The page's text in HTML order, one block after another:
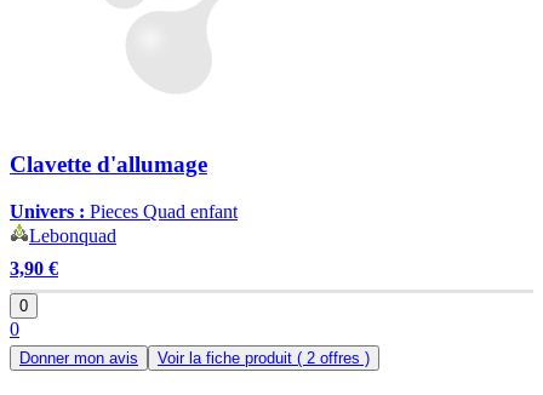
Clavette d'allumage
Univers : Pieces Quad enfant
Lebonquad
3,90 €
0
0
Donner mon avis Voir la fiche produit ( 2 offres )